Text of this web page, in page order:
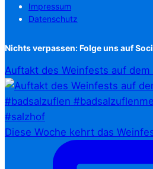
Impressum
Datenschutz
Nichts verpassen: Folge uns auf
Auftakt des Weinfests auf dem
Diese Woche kehrt das